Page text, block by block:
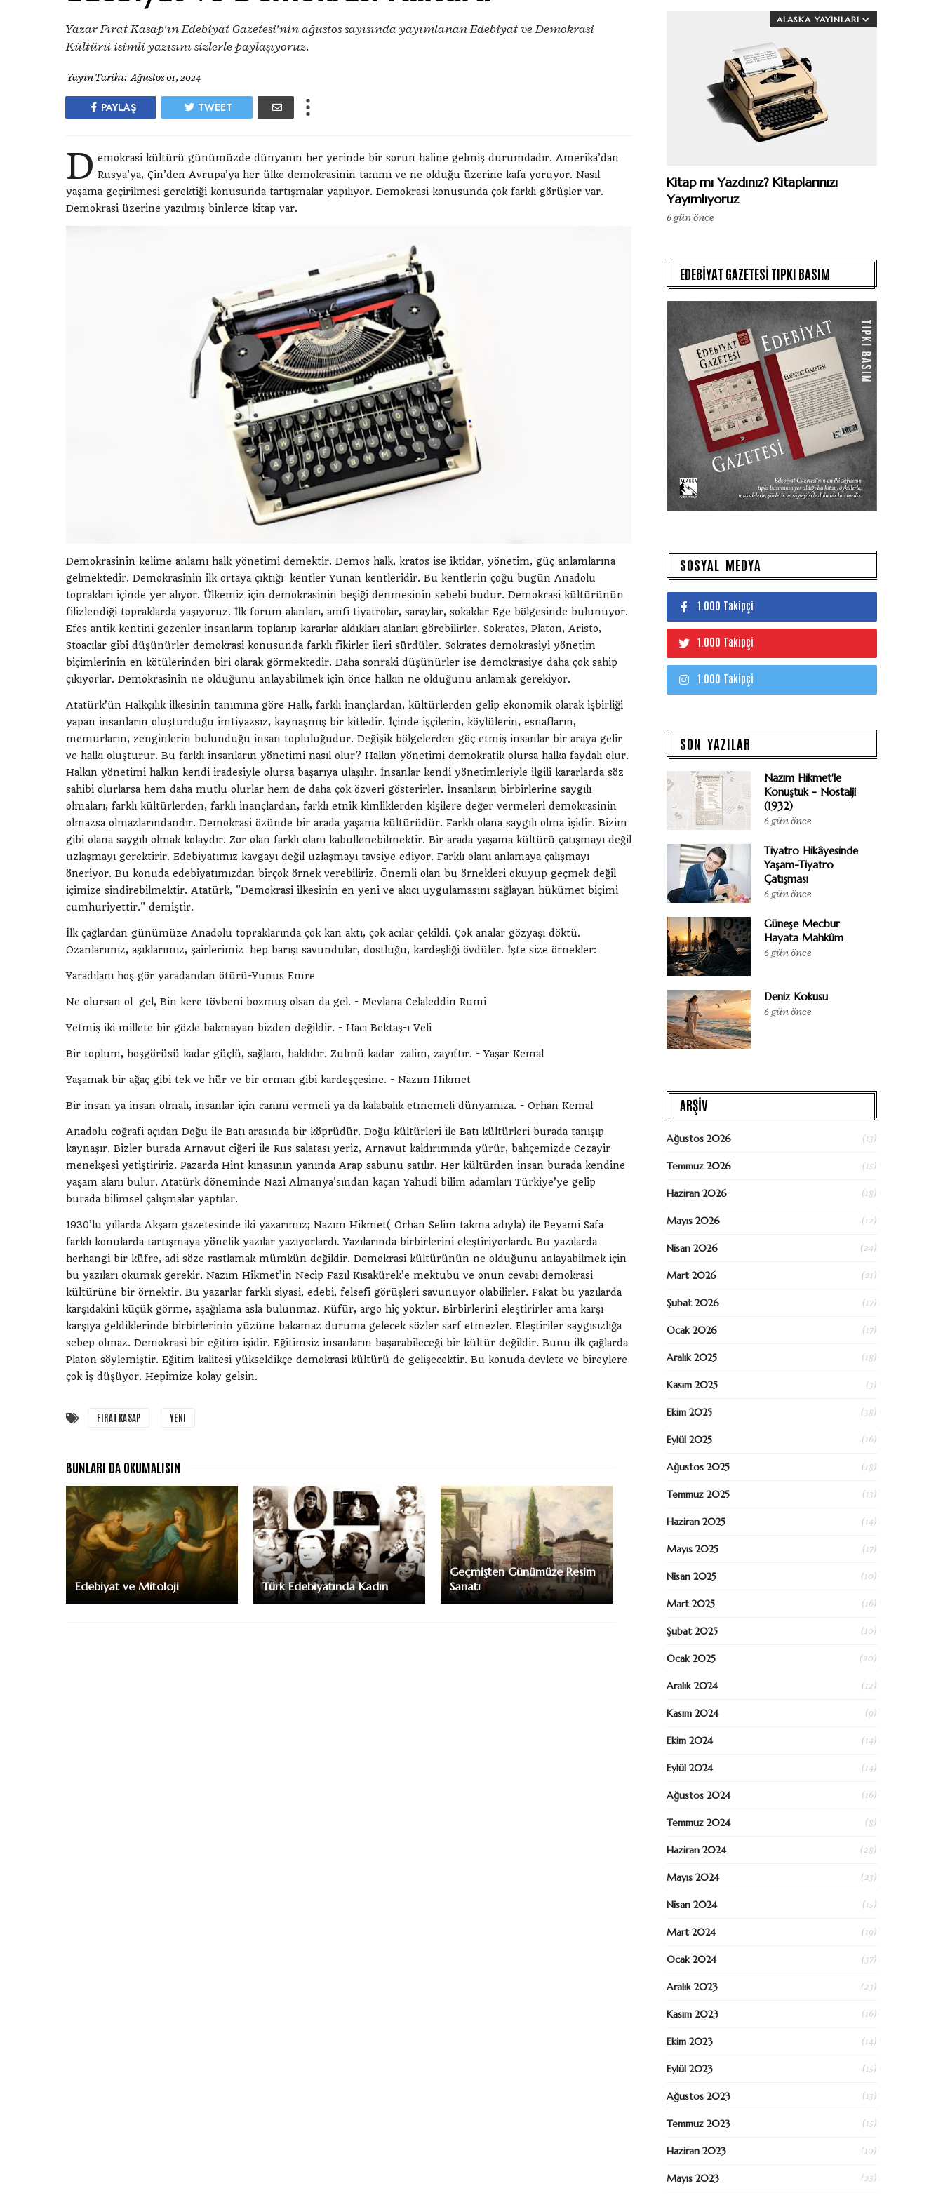
Yazar Fırat Kasap'ın Edebiyat Gazetesi'nin ağustos sayısında yayımlanan Edebiyat ve Demokrasi
Kültürü isimli yazısını sizlerle paylaşıyoruz.
Yayın Tarihi: Ağustos 01, 2024
PAYLAŞ TWEET
D emokrasi kültürü günümüzde dünyanın her yerinde bir sorun haline gelmiş durumdadır. Amerika’dan
Rusya’ya, Çin’den Avrupa’ya her ülke demokrasinin tanımı ve ne olduğu üzerine kafa yoruyor. Nasıl
yaşama geçirilmesi gerektiği konusunda tartışmalar yapılıyor. Demokrasi konusunda çok farklı görüşler var.
Demokrasi üzerine yazılmış binlerce kitap var.
Demokrasinin kelime anlamı halk yönetimi demektir. Demos halk, kratos ise iktidar, yönetim, güç anlamlarına
gelmektedir. Demokrasinin ilk ortaya çıktığı kentler Yunan kentleridir. Bu kentlerin çoğu bugün Anadolu
toprakları içinde yer alıyor. Ülkemiz için demokrasinin beşiği denmesinin sebebi budur. Demokrasi kültürünün
filizlendiği topraklarda yaşıyoruz. İlk forum alanları, amfi tiyatrolar, saraylar, sokaklar Ege bölgesinde bulunuyor.
Efes antik kentini gezenler insanların toplanıp kararlar aldıkları alanları görebilirler. Sokrates, Platon, Aristo,
Stoacılar gibi düşünürler demokrasi konusunda farklı fikirler ileri sürdüler. Sokrates demokrasiyi yönetim
biçimlerinin en kötülerinden biri olarak görmektedir. Daha sonraki düşünürler ise demokrasiye daha çok sahip
çıkıyorlar. Demokrasinin ne olduğunu anlayabilmek için önce halkın ne olduğunu anlamak gerekiyor.
Atatürk’ün Halkçılık ilkesinin tanımına göre Halk, farklı inançlardan, kültürlerden gelip ekonomik olarak işbirliği
yapan insanların oluşturduğu imtiyazsız, kaynaşmış bir kitledir. İçinde işçilerin, köylülerin, esnafların,
memurların, zenginlerin bulunduğu insan topluluğudur. Değişik bölgelerden göç etmiş insanlar bir araya gelir
ve halkı oluşturur. Bu farklı insanların yönetimi nasıl olur? Halkın yönetimi demokratik olursa halka faydalı olur.
Halkın yönetimi halkın kendi iradesiyle olursa başarıya ulaşılır. İnsanlar kendi yönetimleriyle ilgili kararlarda söz
sahibi olurlarsa hem daha mutlu olurlar hem de daha çok özveri gösterirler. İnsanların birbirlerine saygılı
olmaları, farklı kültürlerden, farklı inançlardan, farklı etnik kimliklerden kişilere değer vermeleri demokrasinin
olmazsa olmazlarındandır. Demokrasi özünde bir arada yaşama kültürüdür. Farklı olana saygılı olma işidir. Bizim
gibi olana saygılı olmak kolaydır. Zor olan farklı olanı kabullenebilmektir. Bir arada yaşama kültürü çatışmayı değil
uzlaşmayı gerektirir. Edebiyatımız kavgayı değil uzlaşmayı tavsiye ediyor. Farklı olanı anlamaya çalışmayı
öneriyor. Bu konuda edebiyatımızdan birçok örnek verebiliriz. Önemli olan bu örnekleri okuyup geçmek değil
içimize sindirebilmektir. Atatürk, "Demokrasi ilkesinin en yeni ve akıcı uygulamasını sağlayan hükümet biçimi
cumhuriyettir." demiştir.
İlk çağlardan günümüze Anadolu topraklarında çok kan aktı, çok acılar çekildi. Çok analar gözyaşı döktü.
Ozanlarımız, aşıklarımız, şairlerimiz hep barışı savundular, dostluğu, kardeşliği övdüler. İşte size örnekler:
Yaradılanı hoş gör yaradandan ötürü-Yunus Emre
Ne olursan ol gel, Bin kere tövbeni bozmuş olsan da gel. - Mevlana Celaleddin Rumi
Yetmiş iki millete bir gözle bakmayan bizden değildir. - Hacı Bektaş-ı Veli
Bir toplum, hoşgörüsü kadar güçlü, sağlam, haklıdır. Zulmü kadar zalim, zayıftır. - Yaşar Kemal
Yaşamak bir ağaç gibi tek ve hür ve bir orman gibi kardeşçesine. - Nazım Hikmet
Bir insan ya insan olmalı, insanlar için canını vermeli ya da kalabalık etmemeli dünyamıza. - Orhan Kemal
Anadolu coğrafi açıdan Doğu ile Batı arasında bir köprüdür. Doğu kültürleri ile Batı kültürleri burada tanışıp
kaynaşır. Bizler burada Arnavut ciğeri ile Rus salatası yeriz, Arnavut kaldırımında yürür, bahçemizde Cezayir
menekşesi yetiştiririz. Pazarda Hint kınasının yanında Arap sabunu satılır. Her kültürden insan burada kendine
yaşam alanı bulur. Atatürk döneminde Nazi Almanya'sından kaçan Yahudi bilim adamları Türkiye’ye gelip
burada bilimsel çalışmalar yaptılar.
1930’lu yıllarda Akşam gazetesinde iki yazarımız; Nazım Hikmet( Orhan Selim takma adıyla) ile Peyami Safa
farklı konularda tartışmaya yönelik yazılar yazıyorlardı. Yazılarında birbirlerini eleştiriyorlardı. Bu yazılarda
herhangi bir küfre, adi söze rastlamak mümkün değildir. Demokrasi kültürünün ne olduğunu anlayabilmek için
bu yazıları okumak gerekir. Nazım Hikmet’in Necip Fazıl Kısakürek’e mektubu ve onun cevabı demokrasi
kültürüne bir örnektir. Bu yazarlar farklı siyasi, edebi, felsefi görüşleri savunuyor olabilirler. Fakat bu yazılarda
karşıdakini küçük görme, aşağılama asla bulunmaz. Küfür, argo hiç yoktur. Birbirlerini eleştirirler ama karşı
karşıya geldiklerinde birbirlerinin yüzüne bakamaz duruma gelecek sözler sarf etmezler. Eleştiriler saygısızlığa
sebep olmaz. Demokrasi bir eğitim işidir. Eğitimsiz insanların başarabileceği bir kültür değildir. Bunu ilk çağlarda
Platon söylemiştir. Eğitim kalitesi yükseldikçe demokrasi kültürü de gelişecektir. Bu konuda devlete ve bireylere
çok iş düşüyor. Hepimize kolay gelsin.
FIRAT KASAP YENI
Edebiyat ve Mitoloji Türk Edebiyatında Kadın
Geçmişten Günümüze Resim
Sanatı
ALASKA YAYINLARI
Kitap mı Yazdınız? Kitaplarınızı
Yayımlıyoruz
6 gün önce
EDEBİYAT GAZETESİ TIPKI BASIM
SOSYAL MEDYA
1.000 Takipçi
1.000 Takipçi
1.000 Takipçi
SON YAZILAR
Nazım Hikmet'le
Konuştuk - Nostalji
(1932)
6 gün önce
Tiyatro Hikâyesinde
Yaşam-Tiyatro
Çatışması
6 gün önce
Güneşe Mecbur
Hayata Mahkûm
6 gün önce
Deniz Kokusu
6 gün önce
ARŞİV
Ağustos 2026 (13)
Temmuz 2026 (15)
Haziran 2026 (18)
Mayıs 2026 (12)
Nisan 2026 (24)
Mart 2026 (21)
Şubat 2026 (17)
Ocak 2026 (17)
Aralık 2025 (18)
Kasım 2025 (3)
Ekim 2025 (38)
Eylül 2025 (16)
Ağustos 2025 (18)
Temmuz 2025 (13)
Haziran 2025 (14)
Mayıs 2025 (17)
Nisan 2025 (10)
Mart 2025 (16)
Şubat 2025 (10)
Ocak 2025 (20)
Aralık 2024 (12)
Kasım 2024 (9)
Ekim 2024 (14)
Eylül 2024 (14)
Ağustos 2024 (16)
Temmuz 2024 (8)
Haziran 2024 (28)
Mayıs 2024 (23)
Nisan 2024 (15)
Mart 2024 (19)
Ocak 2024 (37)
Aralık 2023 (23)
Kasım 2023 (16)
Ekim 2023 (14)
Eylül 2023 (15)
Ağustos 2023 (13)
Temmuz 2023 (15)
Haziran 2023 (10)
Mayıs 2023 (25)